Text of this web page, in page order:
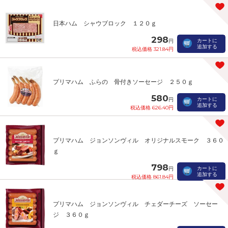
日本ハム シャウブロック １２０ｇ
298円
税込価格 321.84円
カートに
追加する
プリマハム ふらの 骨付きソーセージ ２５０ｇ
580円
税込価格 626.40円
カートに
追加する
プリマハム ジョンソンヴィル オリジナルスモーク ３６０
ｇ
798円
税込価格 861.84円
カートに
追加する
プリマハム ジョンソンヴィル チェダーチーズ ソーセー
ジ ３６０ｇ